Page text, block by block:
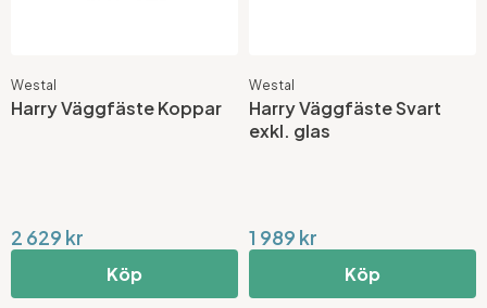
Westal
Harry Väggfäste Koppar
2 629 kr
Köp
Westal
Harry Väggfäste Svart
exkl. glas
1 989 kr
Köp